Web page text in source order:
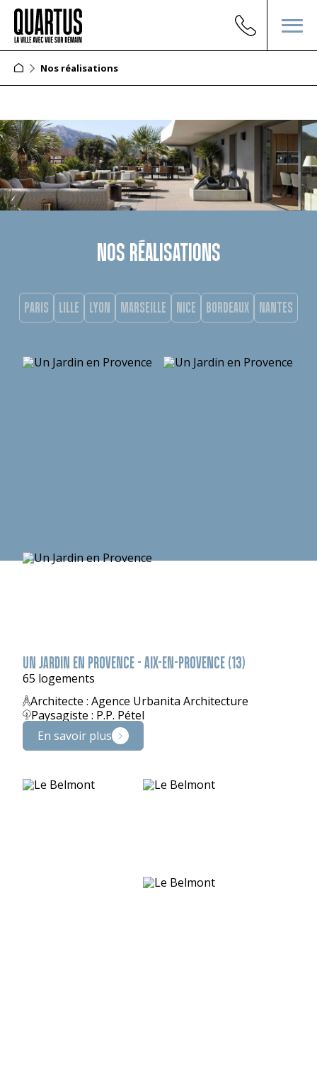
Nos réalisations
NOS RÉALISATIONS
PARIS LILLE LYON MARSEILLE NICE BORDEAUX NANTES
UN JARDIN EN PROVENCE - AIX-EN-PROVENCE (13)
65 logements
Architecte : Agence Urbanita Architecture
Paysagiste : P.P. Pétel
En savoir plus